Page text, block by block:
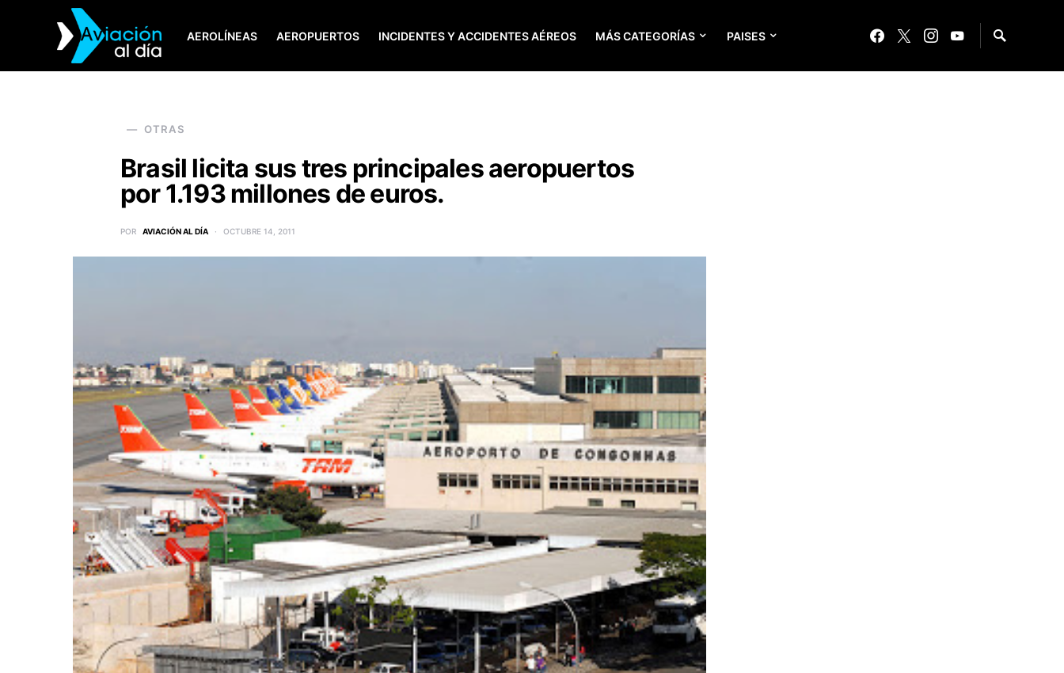
AEROLÍNEAS AEROPUERTOS INCIDENTES Y ACCIDENTES AÉREOS MÁS CATEGORÍAS PAISES
SEARCH FOR:
OTRAS
Brasil licita sus tres principales aeropuertos
por 1.193 millones de euros.
POR AVIACIÓN AL DÍA OCTUBRE 14, 2011